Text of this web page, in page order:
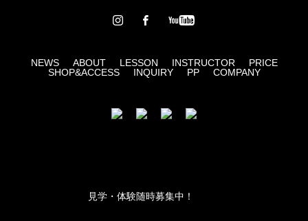
NEWS ABOUT LESSON INSTRUCTOR
PRICE
SHOP&ACCESS
INQUIRY PP COMPANY
見学・体験随時募集中！